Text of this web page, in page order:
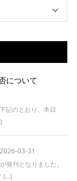
について
記のとおり、本日
2026-03-31
発刊となりました。
[…]